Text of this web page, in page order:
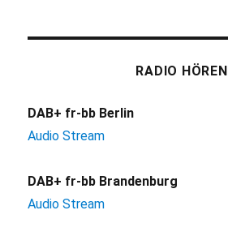
RADIO HÖREN
DAB+ fr-bb Berlin
Audio Stream
DAB+ fr-bb Brandenburg
Audio Stream